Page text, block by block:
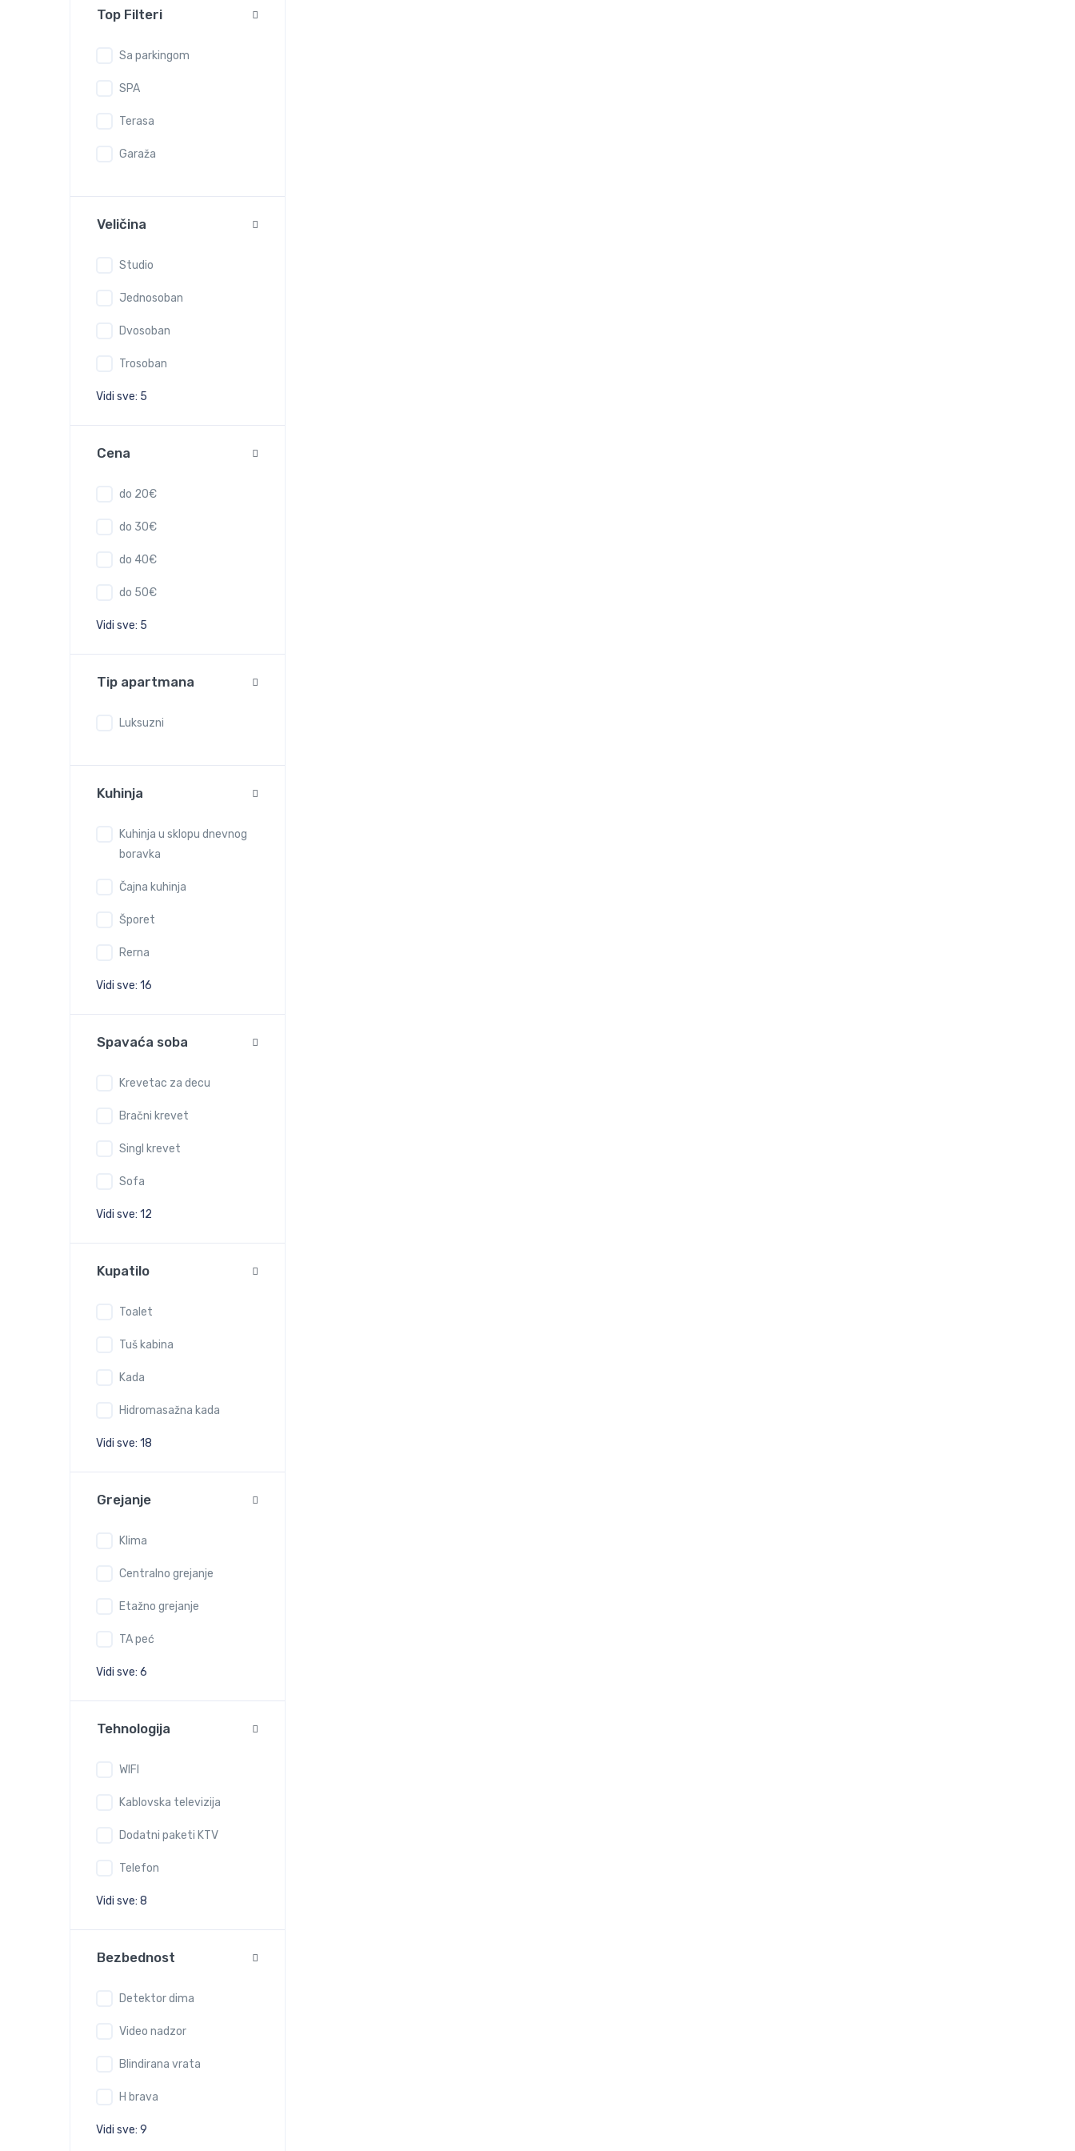
Top Filteri
Sa parkingom
SPA
Terasa
Garaža
Veličina
Studio
Jednosoban
Dvosoban
Trosoban
Vidi sve: 5
Cena
do 20€
do 30€
do 40€
do 50€
Vidi sve: 5
Tip apartmana
Luksuzni
Kuhinja
Kuhinja u sklopu dnevnog
boravka
Čajna kuhinja
Šporet
Rerna
Vidi sve: 16
Spavaća soba
Krevetac za decu
Bračni krevet
Singl krevet
Sofa
Vidi sve: 12
Kupatilo
Toalet
Tuš kabina
Kada
Hidromasažna kada
Vidi sve: 18
Grejanje
Klima
Centralno grejanje
Etažno grejanje
TA peć
Vidi sve: 6
Tehnologija
WIFI
Kablovska televizija
Dodatni paketi KTV
Telefon
Vidi sve: 8
Bezbednost
Detektor dima
Video nadzor
Blindirana vrata
H brava
Vidi sve: 9